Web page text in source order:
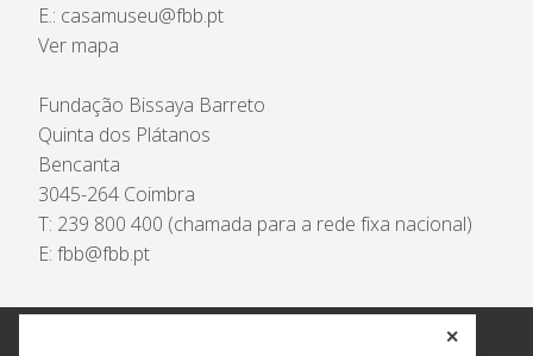
✕
E.: casamuseu@fbb.pt
Ver mapa
Fundação Bissaya Barreto
Quinta dos Plátanos
Bencanta
3045-264 Coimbra
T: 239 800 400 (chamada para a rede fixa nacional)
E: fbb@fbb.pt